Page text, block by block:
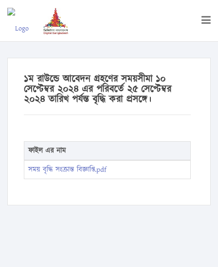
১ম রাউন্ডে আবেদন গ্রহণের সময়সীমা ১০
সেপ্টেম্বর ২০২৪ এর পরিবর্তে ২৫ সেপ্টেম্বর
২০২৪ তারিখ পর্যন্ত বৃদ্ধি করা প্রসঙ্গে।
ফাইল এর নাম
সময় বৃদ্ধি সংক্রান্ত বিজ্ঞাপ্তি.pdf